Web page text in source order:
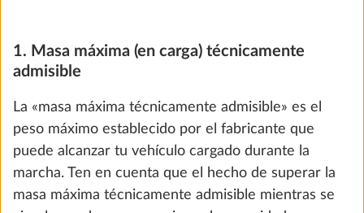
Inscripción para 4 personas
DE SERIE
1. Masa máxima (en carga) técnicamente
admisible
La «masa máxima técnicamente admisible» es el
peso máximo establecido por el fabricante que
puede alcanzar tu vehículo cargado durante la
marcha. Ten en cuenta que el hecho de superar la
masa máxima técnicamente admisible mientras se